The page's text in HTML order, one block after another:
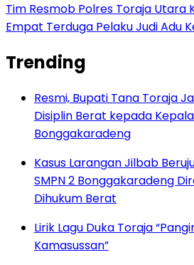
Tim Resmob Polres Toraja Utara
Empat Terduga Pelaku Judi Adu
Trending
Resmi, Bupati Tana Toraja
Disiplin Berat kepada Kepala
Bonggakaradeng
Kasus Larangan Jilbab
SMPN 2 Bonggakaradeng
Dihukum Berat
Lirik Lagu Duka Toraja
Kamasussan”